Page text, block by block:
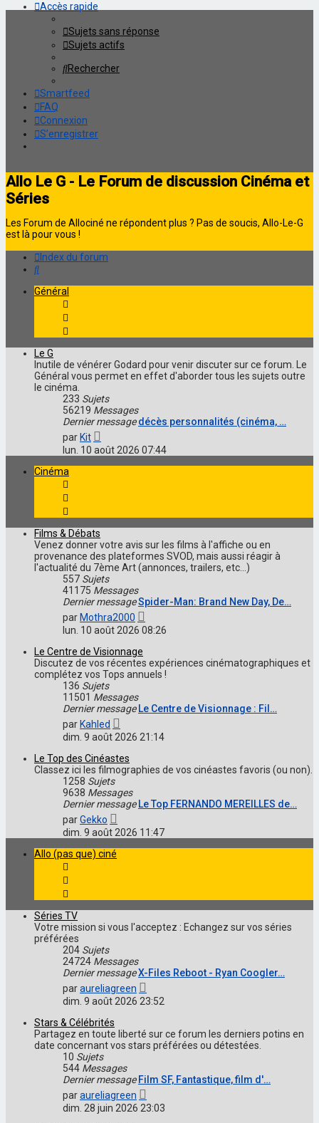
Accès rapide
Sujets sans réponse
Sujets actifs
Rechercher
Smartfeed
FAQ
Connexion
S’enregistrer
Allo Le G - Le Forum de discussion Cinéma et
Séries
Les Forum de Allociné ne répondent plus ? Pas de soucis, Allo-Le-G
est là pour vous !
Index du forum
Rechercher
Général
Le G
Inutile de vénérer Godard pour venir discuter sur ce forum. Le
Général vous permet en effet d'aborder tous les sujets outre
le cinéma.
233 Sujets
56219 Messages
Dernier message décès personnalités (cinéma, …
par Kit
le
dernier
message
lun. 10 août 2026 07:44
Cinéma
Films & Débats
Venez donner votre avis sur les films à l'affiche ou en
provenance des plateformes SVOD, mais aussi réagir à
l'actualité du 7ème Art (annonces, trailers, etc...)
557 Sujets
41175 Messages
Dernier messageSpider-Man: Brand New Day, De…
par Mothra2000
le
dernier
lun. 10 août 2026 08:26
Le Centre de Visionnage
Discutez de vos récentes expériences cinématographiques et
complétez vos Tops annuels !
136 Sujets
11501 Messages
Dernier message Le Centre de Visionnage : Fil…
par Kahled
le
dernier
dim. 9 août 2026 21:14
Le Top des Cinéastes
Classez ici les filmographies de vos cinéastes favoris (ou non).
1258 Sujets
9638 Messages
Dernier message Le Top FERNANDO MEREILLES de…
parGekko
le
dernier
message
dim. 9 août 2026 11:47
Allo (pas que) ciné
Séries TV
Votre mission si vous l'acceptez : Echangez sur vos séries
préférées
204 Sujets
24724 Messages
Dernier messageX-Files Reboot - Ryan Coogler…
paraureliagreen
le
dernier
dim. 9 août 2026 23:52
Stars & Célébrités
Partagez en toute liberté sur ce forum les derniers potins en
date concernant vos stars préférées ou détestées.
10 Sujets
544 Messages
Dernier message Film SF, Fantastique, film d'…
paraureliagreen
le
dernier
dim. 28 juin 2026 23:03